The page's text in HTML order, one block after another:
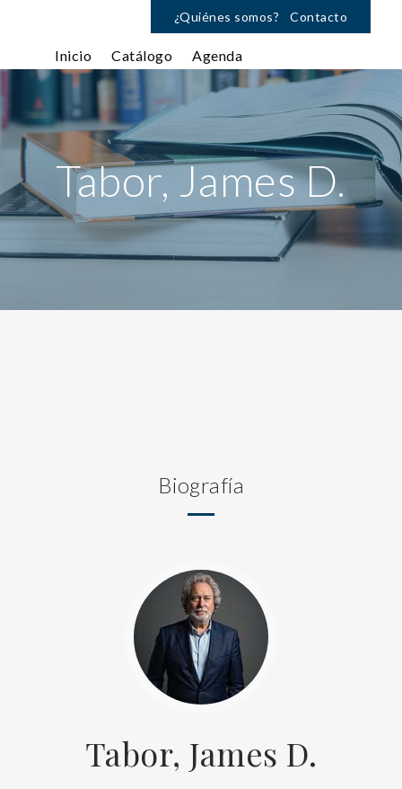
¿Quiénes somos? Contacto
Inicio Catálogo Agenda
Tabor, James D.
Biografía
Tabor, James D.